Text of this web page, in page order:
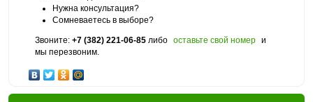
Нужна консультация?
Сомневаетесь в выборе?
Звоните: +7 (382) 221-06-85 либо оставьте свой номер и
мы перезвоним.